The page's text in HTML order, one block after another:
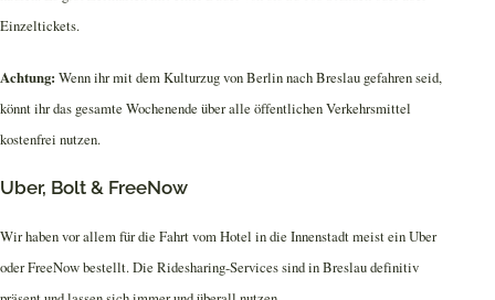
Einzeltickets.
Achtung: Wenn ihr mit dem Kulturzug von Berlin nach Breslau gefahren seid,
könnt ihr das gesamte Wochenende über alle öffentlichen Verkehrsmittel
kostenfrei nutzen.
Uber, Bolt & FreeNow
Wir haben vor allem für die Fahrt vom Hotel in die Innenstadt meist ein Uber
oder FreeNow bestellt. Die Ridesharing-Services sind in Breslau definitiv